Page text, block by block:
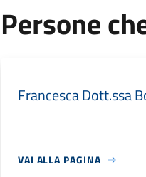
Persone
Francesca Dott.ssa
VAI ALLA PAGINA